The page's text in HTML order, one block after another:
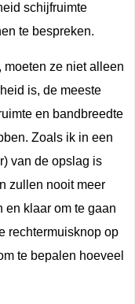
schijfruimte
te bespreken.
ze niet alleen
is, de meeste
en bandbreedte
Zoals ik in een
van de opslag is
zullen nooit meer
en klaar om te gaan
rechtermuisknop op
te bepalen hoeveel